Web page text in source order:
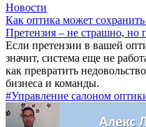
Новости
Как оптика может
Претензия – не страшно, но
Если претензии в вашей
значит, система еще не
как превратить
бизнеса и команды.
#Управление салоном